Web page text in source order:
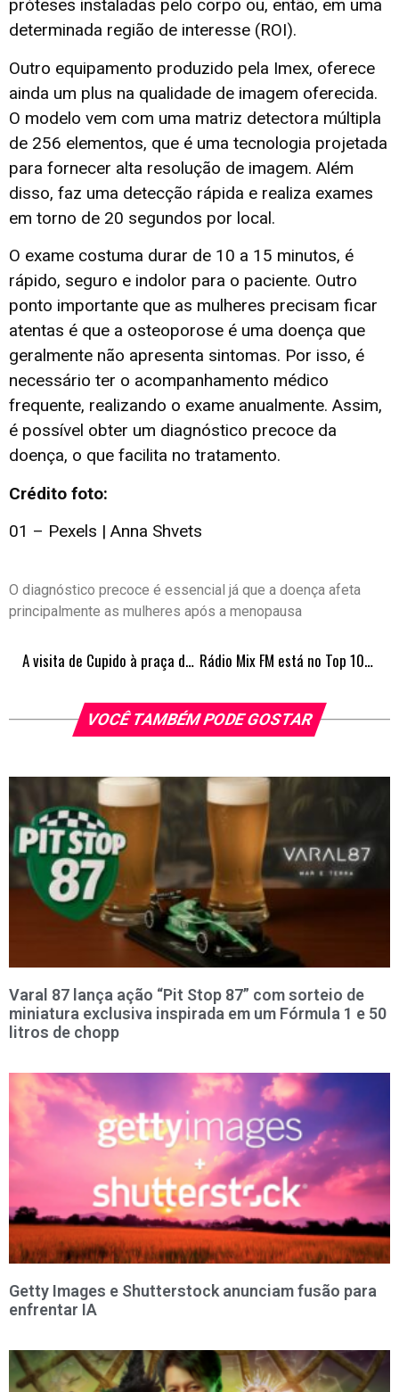
próteses instaladas pelo corpo ou, então, em uma
determinada região de interesse (ROI).
Outro equipamento produzido pela Imex, oferece
ainda um plus na qualidade de imagem oferecida.
O modelo vem com uma matriz detectora múltipla
de 256 elementos, que é uma tecnologia projetada
para fornecer alta resolução de imagem. Além
disso, faz uma detecção rápida e realiza exames
em torno de 20 segundos por local.
O exame costuma durar de 10 a 15 minutos, é
rápido, seguro e indolor para o paciente. Outro
ponto importante que as mulheres precisam ficar
atentas é que a osteoporose é uma doença que
geralmente não apresenta sintomas. Por isso, é
necessário ter o acompanhamento médico
frequente, realizando o exame anualmente. Assim,
é possível obter um diagnóstico precoce da
doença, o que facilita no tratamento.
Crédito foto:
01 – Pexels | Anna Shvets
O diagnóstico precoce é essencial já que a doença afeta
principalmente as mulheres após a menopausa
A visita de Cupido à praça da alimentação Rádio Mix FM está no Top 10 das rádios que mais tiveram evolução em alcance máximo
VOCÊ TAMBÉM PODE GOSTAR
Varal 87 lança ação “Pit Stop 87” com sorteio de
miniatura exclusiva inspirada em um Fórmula 1 e 50
litros de chopp
Getty Images e Shutterstock anunciam fusão para
enfrentar IA